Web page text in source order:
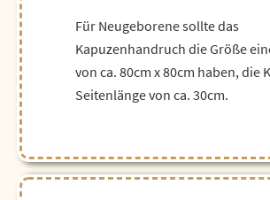
Für Neugeborene sollte das
Kapuzenhandruch die Größe
von ca. 80cm x 80cm haben, die
Seitenlänge von ca. 30cm.